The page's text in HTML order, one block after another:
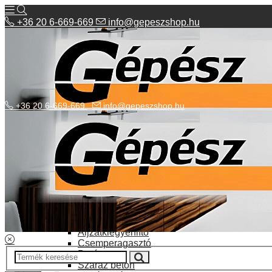
+36 20 6-669-669 info@gepeszshop.hu
Kategóriák menü
Bolhapiac
Burkolatok
Elektromos fűtés
Építkezés, fejújítás
Alapozó festék
Aljzatkiegyenlítő
Csemperagasztó
Poráru
Száraz beton
+36 20 6-669-669 info@gepeszshop.hu